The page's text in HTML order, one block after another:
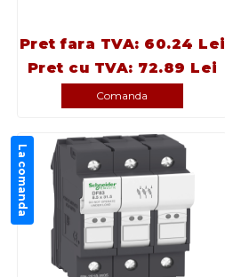
Pret fara TVA: 60.24 Lei
Pret cu TVA: 72.89 Lei
Comanda
La comanda